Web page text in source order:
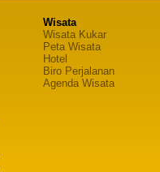
Wisata
Wisata Kukar
Peta Wisata
Hotel
Biro Perjalanan
Agenda Wisata